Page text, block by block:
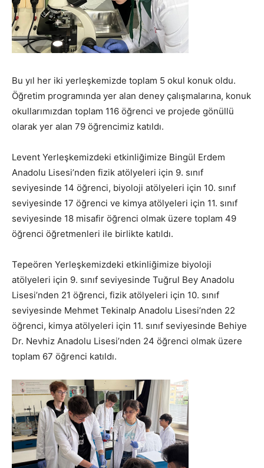
Bu yıl her iki yerleşkemizde toplam 5 okul konuk oldu.
Öğretim programında yer alan deney çalışmalarına, konuk
okullarımızdan toplam 116 öğrenci ve projede gönüllü
olarak yer alan 79 öğrencimiz katıldı.
Levent Yerleşkemizdeki etkinliğimize Bingül Erdem
Anadolu Lisesi’nden fizik atölyeleri için 9. sınıf
seviyesinde 14 öğrenci, biyoloji atölyeleri için 10. sınıf
seviyesinde 17 öğrenci ve kimya atölyeleri için 11. sınıf
seviyesinde 18 misafir öğrenci olmak üzere toplam 49
öğrenci öğretmenleri ile birlikte katıldı.
Tepeören Yerleşkemizdeki etkinliğimize biyoloji
atölyeleri için 9. sınıf seviyesinde Tuğrul Bey Anadolu
Lisesi’nden 21 öğrenci, fizik atölyeleri için 10. sınıf
seviyesinde Mehmet Tekinalp Anadolu Lisesi’nden 22
öğrenci, kimya atölyeleri için 11. sınıf seviyesinde Behiye
Dr. Nevhiz Anadolu Lisesi’nden 24 öğrenci olmak üzere
toplam 67 öğrenci katıldı.